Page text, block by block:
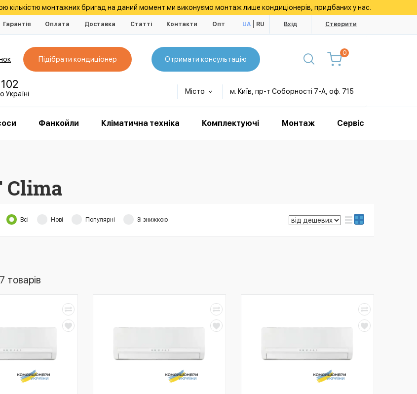
кількістю монтажних бригад на даний момент ми виконуємо монтаж лише кондиціонерів, придбаних у нас.
Гарантія Оплата Доставка Статті Контакти Опт UA RU Вхід Створити
Підібрати кондиціонер Отримати консультацію
0
Україні Місто м. Київ, пр-т Соборності 7-А, оф. 715
Фанкойли Кліматична техніка Комплектуючі Монтаж Сервіс
Clima
Всі Нові Популярні Зі знижкою
товарів